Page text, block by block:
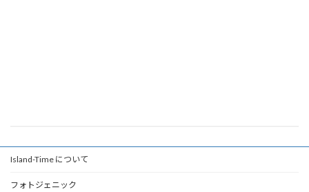
Island-Time について
フォトジェニック